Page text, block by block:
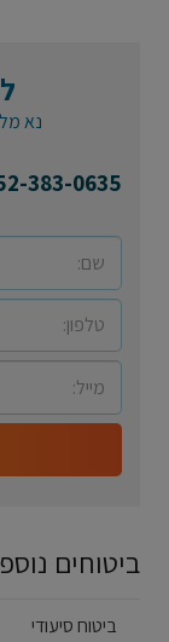
נא
383-0635
ביטוחים
ביטוח סיעודי